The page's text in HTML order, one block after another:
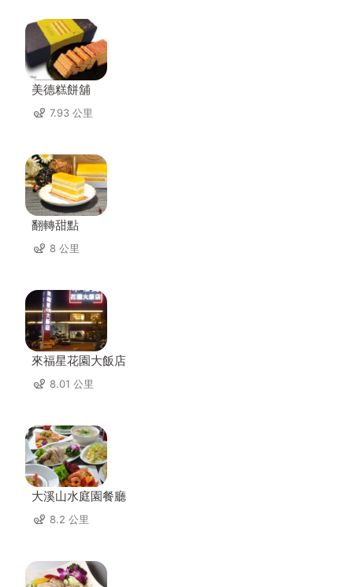
美德糕餅舖
7.93 公里
翻轉甜點
8 公里
來福星花園大飯店
8.01 公里
大溪山水庭園餐廳
8.2 公里